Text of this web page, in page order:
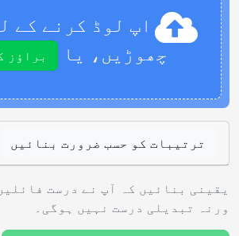
اپ لوڈ کرنے کے
چھوڑیں، یا
براؤز
ترتیبات کو حسب ضرورت بنائیں
یقینی بنائیں کہ آپ نے درست
ورنہ تبدیلی درست نہیں ہوگی۔